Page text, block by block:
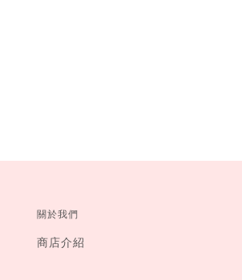
關於我們
商店介紹